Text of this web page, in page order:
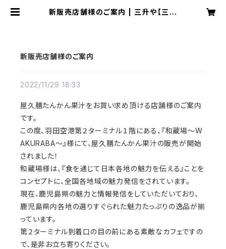
新販売店舗様のご案内 | 三升や【三升
新販売店舗様のご案内
2022/11/29 18:33
屋久膳たんかん果汁をお買い求め頂ける店舗様のご案内
です。
この度、羽田空港第２ターミナル１階にある、『和蔵場～W
AKURABA～』様にて、屋久膳たんかん果汁の販売が開始
されました！
和蔵場様は、『食を通じて日本各地の魅力を伝える』ことを
コンセプトに、全国各地域の魅力発信をされています。
現在、鹿児島県の魅力と情報発信をしていただいており、
鹿児島県内各地の選りすぐられた魅力たっぷりの逸品が揃
っています。
第２ターミナル到着口の目の前にある素敵なカフェですの
で、是非お立ち寄りください。